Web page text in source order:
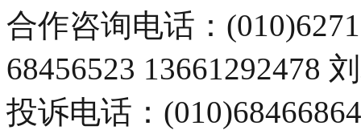
合作咨询电话：
68456523 13661292478
投诉电话：